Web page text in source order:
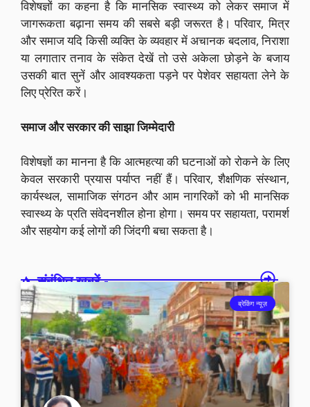
विशेषज्ञों का कहना है कि मानसिक स्वास्थ्य को लेकर समाज में
जागरूकता बढ़ाना समय की सबसे बड़ी जरूरत है। परिवार, मित्र
और समाज यदि किसी व्यक्ति के व्यवहार में अचानक बदलाव, निराशा
या लगातार तनाव के संकेत देखें तो उसे अकेला छोड़ने के बजाय
उसकी बात सुनें और आवश्यकता पड़ने पर पेशेवर सहायता लेने के
लिए प्रेरित करें।
समाज और सरकार की साझा जिम्मेदारी
विशेषज्ञों का मानना है कि आत्महत्या की घटनाओं को रोकने के लिए
केवल सरकारी प्रयास पर्याप्त नहीं हैं। परिवार, शैक्षणिक संस्थान,
कार्यस्थल, सामाजिक संगठन और आम नागरिकों को भी मानसिक
स्वास्थ्य के प्रति संवेदनशील होना होगा। समय पर सहायता, परामर्श
और सहयोग कई लोगों की जिंदगी बचा सकता है।
संबंधित खबरें -
ब्रेकिंग न्यूज़